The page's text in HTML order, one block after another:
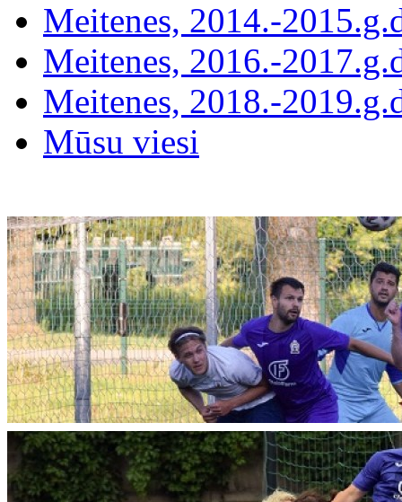
Meitenes, 2014.-
Meitenes, 2016.-
Meitenes, 2018.-
Mūsu viesi